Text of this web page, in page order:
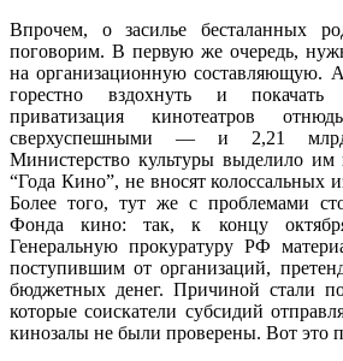
Впрочем, о засилье бесталанных
поговорим. В первую же очередь,
на организационную составляющую.
горестно вздохнуть и покачать
приватизация кинотеатров
сверхуспешными — и 2,21
Министерство культуры выделило им
“Года Кино”, не вносят колоссальных
Более того, тут же с проблемами
Фонда кино: так, к концу
Генеральную прокуратуру РФ
поступившим от организаций,
бюджетных денег. Причиной стали
которые соискатели субсидий
кинозалы не были проверены. Вот это